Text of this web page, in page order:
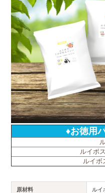
♦お徳用
ルイボ
ルイボ
原材料 ルイ